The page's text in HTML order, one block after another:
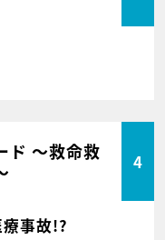
ド ～救命救
4
事故!?